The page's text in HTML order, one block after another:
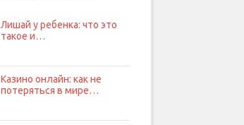
Лишай у ребенка: что это
такое и…
Казино онлайн: как не
потеряться в мире…